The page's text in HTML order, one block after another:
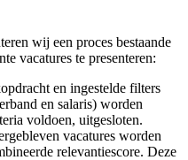
wij een proces bestaande
vacatures te presenteren:
en ingestelde filters
en salaris) worden
voldoen, uitgesloten.
vacatures worden
relevantiescore. Deze